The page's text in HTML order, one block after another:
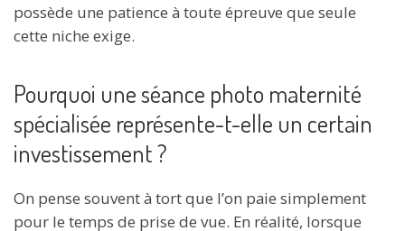
possède une patience à toute épreuve que seule
cette niche exige.
Pourquoi une séance photo maternité
spécialisée représente-t-elle un certain
investissement ?
On pense souvent à tort que l’on paie simplement
pour le temps de prise de vue. En réalité, lorsque